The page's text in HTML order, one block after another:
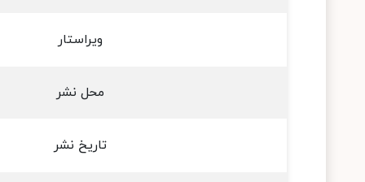
ویراستار
محل نشر
تاریخ نشر